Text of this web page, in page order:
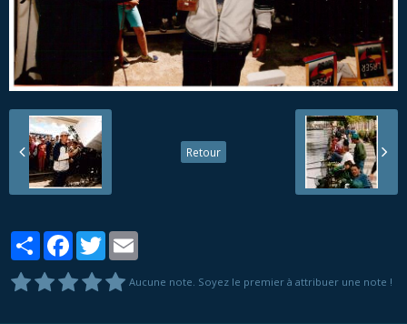
Retour
PartagerFacebook
Twitter
Aucune note. Soyez le premier à attribuer une note !